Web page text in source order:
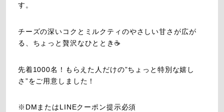
す。
チーズの深いコクとミルクティのやさしい甘さが広が
る、ちょっと贅沢なひととき☕️
先着1000名！もらえた人だけの”ちょっと特別な嬉し
さ”をご用意しました！
※DMまたはLINEクーポン提示必須